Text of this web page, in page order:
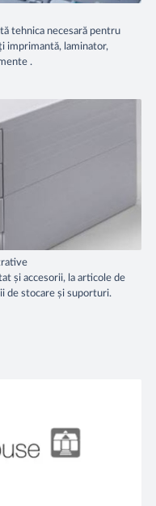
tehnica necesară pentru
imprimantă, laminator,
.
și accesorii, la articole de
de stocare și suporturi.